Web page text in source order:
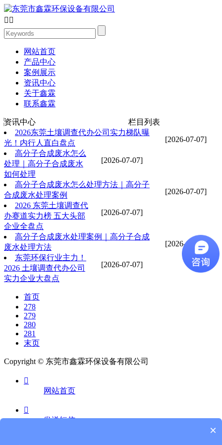
 
网站首页
产品中心
案例展示
资讯中心
关于鑫霖
联系鑫霖
资讯中心 栏目列表
[2026-07-07]
2026东莞土壤调查代办公司实力梯队曝
光！内行人直白盘点
[2026-07-07]
高分子合成废水怎么
处理｜高分子合成废水
如何处理
[2026-07-07]
高分子合成废水怎么处理方法｜高分子
合成废水处理案例
[2026-07-07]
2026 东莞土壤调查代
办赛道实力榜 五大头部
企业全盘点
[2026-07-07]
高分子合成废水处理案例｜高分子合成
废水处理方法
[2026-07-07]
东莞环保行业主力！
2026 土壤调查代办公司
实力企业大盘点
首页
278
279
280
281
末页
Copyright © 东莞市鑫霖环保设备有限公司

网站首页

发送短信
×